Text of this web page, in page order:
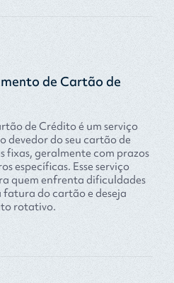
de Cartão de
de Crédito é um serviço
devedor do seu cartão de
fixas, geralmente com prazos
específicas. Esse serviço
quem enfrenta dificuldades
do cartão e deseja
rotativo.